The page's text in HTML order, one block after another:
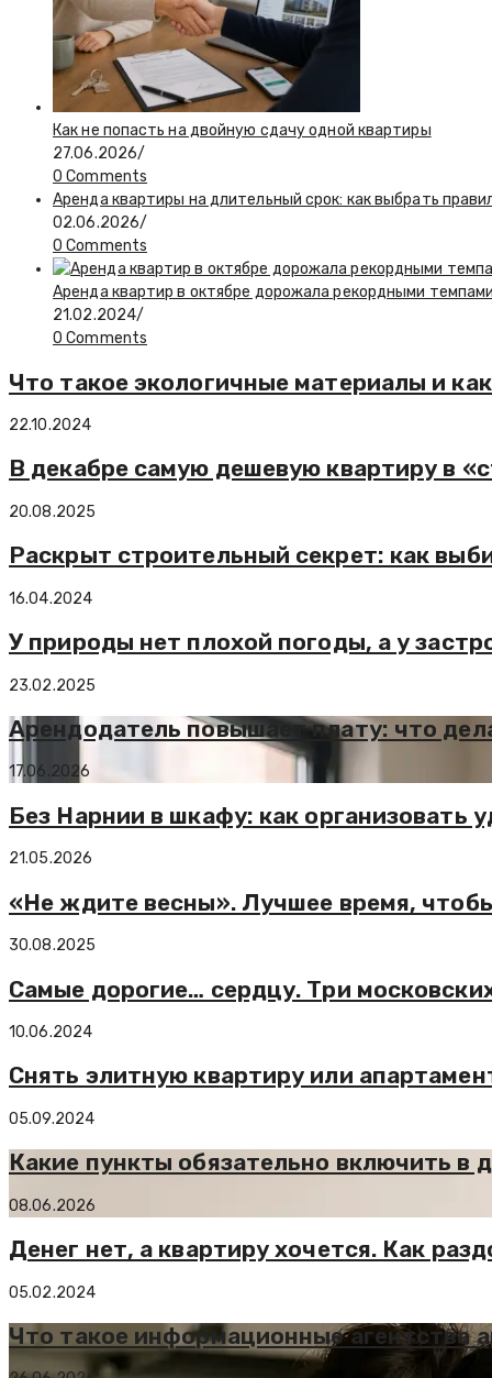
Как не попасть на двойную сдачу одной квартиры
27.06.2026/
0 Comments
Аренда квартиры на длительный срок: как выбрать
02.06.2026/
0 Comments
Аренда квартир в октябре дорожала рекордными
21.02.2024/
0 Comments
Что такое экологичные материалы и
22.10.2024
В декабре самую дешевую квартиру в
20.08.2025
Раскрыт строительный секрет: как
16.04.2024
У природы нет плохой погоды, а у
23.02.2025
Арендодатель повышает плату: что
17.06.2026
Без Нарнии в шкафу: как организовать
21.05.2026
«Не ждите весны». Лучшее время,
30.08.2025
Самые дорогие… сердцу. Три
10.06.2024
Снять элитную квартиру или
05.09.2024
Какие пункты обязательно включить в
08.06.2026
Денег нет, а квартиру хочется. Как
05.02.2024
Что такое информационные агентства